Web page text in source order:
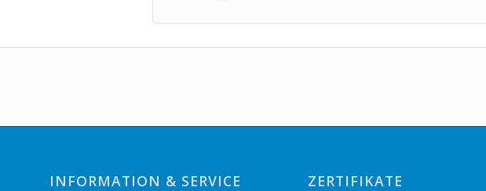
INFORMATION & SERVICE ZERTIFIKATE